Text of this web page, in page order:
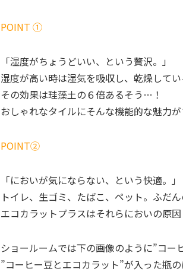
POINT ①
「湿度がちょうどいい、という贅沢。」
湿度が高い時は湿気を吸収し、乾燥して
その効果は珪藻土の６倍あるそう…！
おしゃれなタイルにそんな機能的な魅力
POINT②
「においが気にならない、という快適。」
トイレ、生ゴミ、たばこ、ペット。ふだ
エコカラットプラスはそれらにおいの原
ショールームでは下の画像のように”コー
”コーヒー豆とエコカラット”が入った瓶